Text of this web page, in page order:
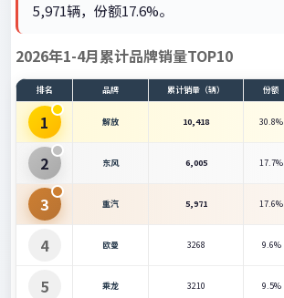
5,971辆，份额17.6%。
2026年1-4月累计品牌销量TOP10
排名 品牌 累计销量（辆） 份额
1 解放 10,418 30.8%
2 东风 6,005 17.7%
3 重汽 5,971 17.6%
4 欧曼 3268 9.6%
5 乘龙 3210 9.5%